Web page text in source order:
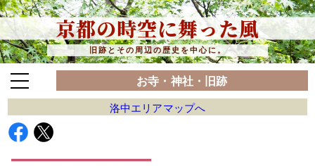
京都の時空に舞った風
旧跡とその周辺の歴史を中心に。
お寺・神社・旧跡
洛中エリアマップへ